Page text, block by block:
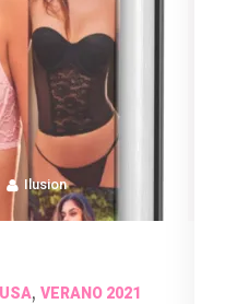
Ilusion
, VERANO 2021